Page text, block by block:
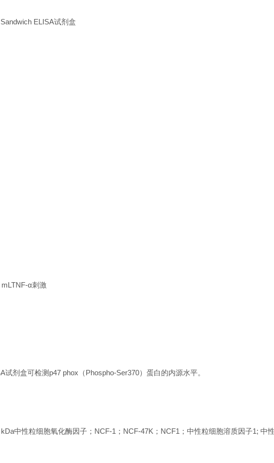
ELISA试剂盒
α刺激
试剂盒可检测p47 phox（Phospho-Ser370）蛋白的内源水平。
中性粒细胞氧化酶因子；NCF-1；NCF-47K；NCF1；中性粒细胞溶质因子1; 中